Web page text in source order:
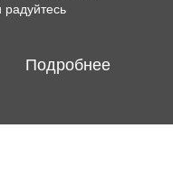
радуйтесь
Подробнее